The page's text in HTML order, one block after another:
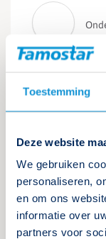
Toestemming
Deze website
We gebruiken
personaliseren,
en om ons
informatie over
partners voor
Hoe kan
stofdicht
doe je eerst
Lees verder